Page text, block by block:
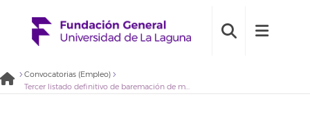
Convocatorias (Empleo)
Tercer listado definitivo de baremación de méritos objetivos. Bolsa de empleo de geógrafos/as para participar en proyectos de planificación y gestión de emergencias de la Fundación General Universidad de La Laguna (2020BDE026)